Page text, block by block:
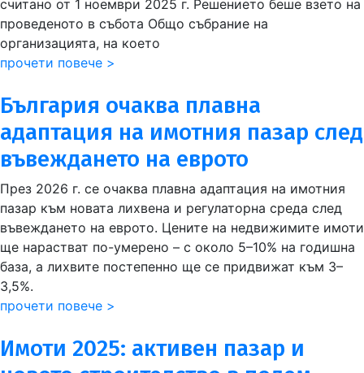
считано от 1 ноември 2025 г. Решението беше взето на
проведеното в събота Общо събрание на
организацията, на което
прочети повече >
България очаква плавна
адаптация на имотния пазар след
въвеждането на еврото
През 2026 г. се очаква плавна адаптация на имотния
пазар към новата лихвена и регулаторна среда след
въвеждането на еврото. Цените на недвижимите имоти
ще нарастват по-умерено – с около 5–10% на годишна
база, а лихвите постепенно ще се придвижат към 3–
3,5%.
прочети повече >
Имоти 2025: активен пазар и